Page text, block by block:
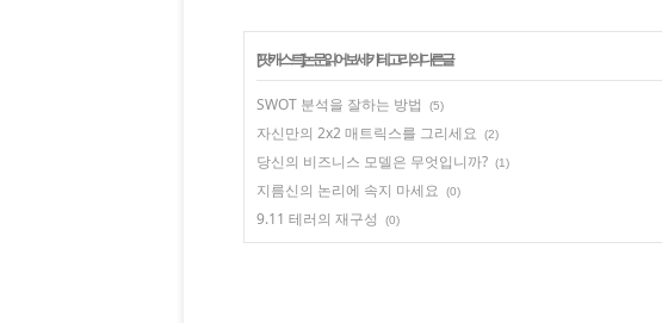
[팟캐스트] 논문 읽어보세' 카테고리의 다른 글
SWOT 분석을 잘하는 방법 (5)
자신만의 2x2 매트릭스를 그리세요 (2)
당신의 비즈니스 모델은 무엇입니까? (1)
지름신의 논리에 속지 마세요 (0)
9.11 테러의 재구성 (0)